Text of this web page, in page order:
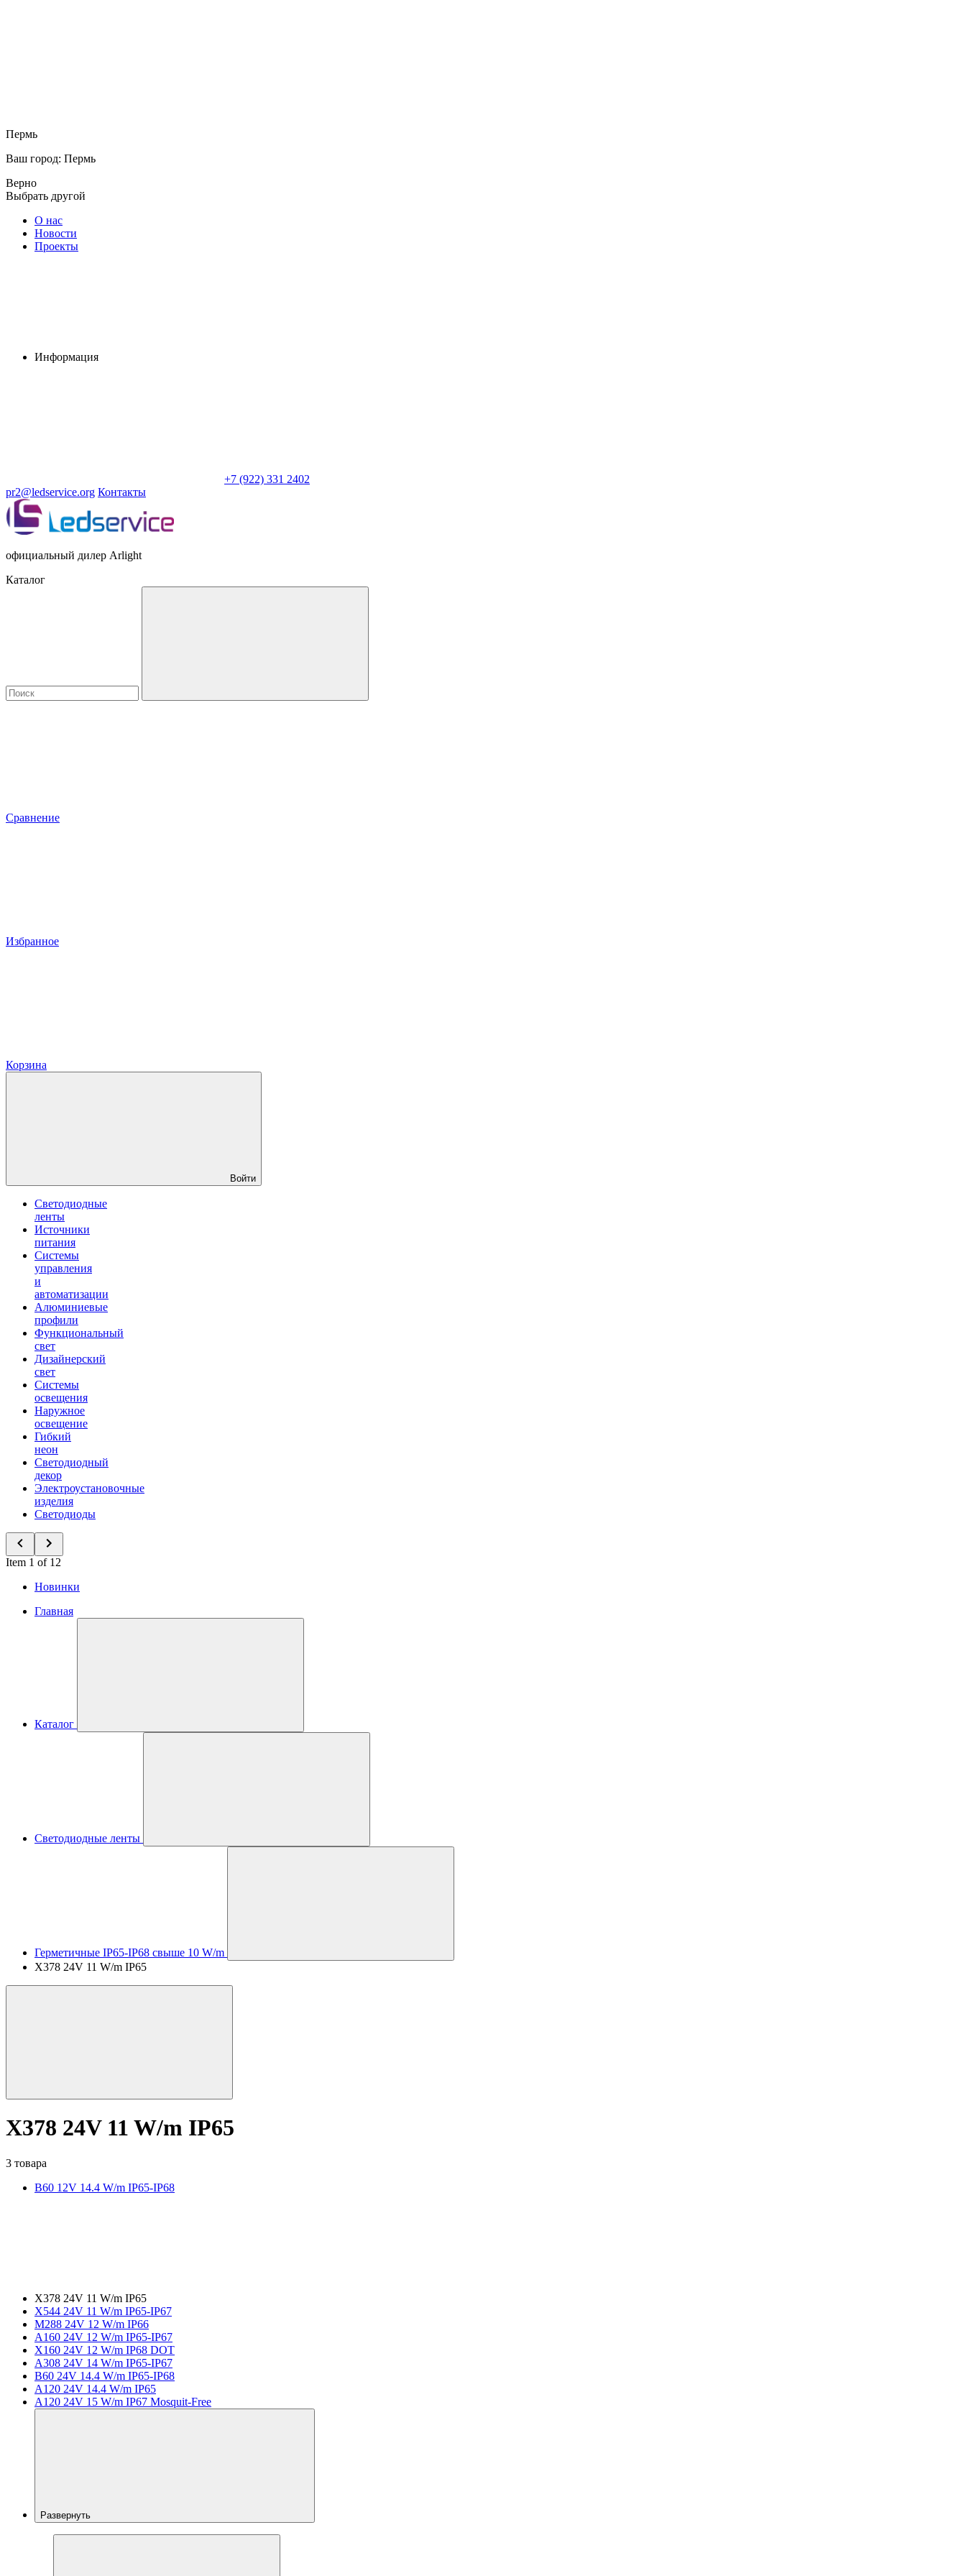
Пермь
Ваш город: Пермь
Верно
Выбрать другой
О нас
Новости
Проекты
Информация
+7 (922) 331 2402
pr2@ledservice.org Контакты
официальный дилер Arlight
Каталог
Сравнение
Избранное
Корзина
Войти
Светодиодные
ленты
Источники
питания
Системы
управления
и
автоматизации
Алюминиевые
профили
Функциональный
свет
Дизайнерский
свет
Системы
освещения
Наружное
освещение
Гибкий
неон
Светодиодный
декор
Электроустановочные
изделия
Светодиоды
Item 1 of 12
Новинки
Главная
Каталог
Светодиодные ленты
Герметичные IP65-IP68 свыше 10 W/m
X378 24V 11 W/m IP65
X378 24V 11 W/m IP65
3 товара
B60 12V 14.4 W/m IP65-IP68
X378 24V 11 W/m IP65
X544 24V 11 W/m IP65-IP67
M288 24V 12 W/m IP66
A160 24V 12 W/m IP65-IP67
X160 24V 12 W/m IP68 DOT
A308 24V 14 W/m IP65-IP67
B60 24V 14.4 W/m IP65-IP68
A120 24V 14.4 W/m IP65
A120 24V 15 W/m IP67 Mosquit-Free
Развернуть